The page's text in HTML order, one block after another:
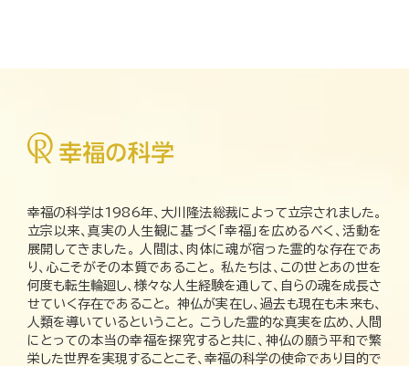
幸福の科学は1986年、大川隆法総裁によって立宗されました。
立宗以来、真実の人生観に基づく「幸福」を広めるべく、活動を
展開してきました。 人間は、肉体に魂が宿った霊的な存在であ
り、心こそがその本質であること。 私たちは、この世とあの世を
何度も転生輪廻し、様々な人生経験を通して、自らの魂を成長さ
せていく存在であること。 神仏が実在し、過去も現在も未来も、
人類を導いているということ。 こうした霊的な真実を広め、人間
にとっての本当の幸福を探究すると共に、神仏の願う平和で繁
栄した世界を実現することこそ、幸福の科学の使命であり目的で